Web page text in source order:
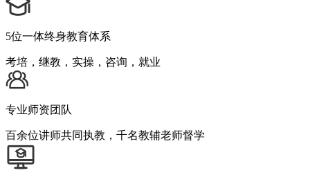
5位一体终身教育体系
考培，继教，实操，咨询，就业
专业师资团队
百余位讲师共同执教，千名教辅老师督学